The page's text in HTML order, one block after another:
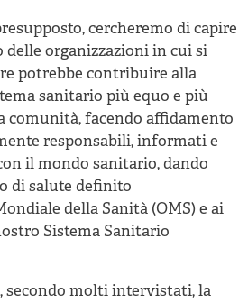
cercheremo di capire
delle organizzazioni in cui si
potrebbe contribuire alla
sanitario più equo e più
comunità, facendo affidamento
responsabili, informati e
il mondo sanitario, dando
di salute definito
della Sanità (OMS) e ai
Sistema Sanitario
secondo molti intervistati, la